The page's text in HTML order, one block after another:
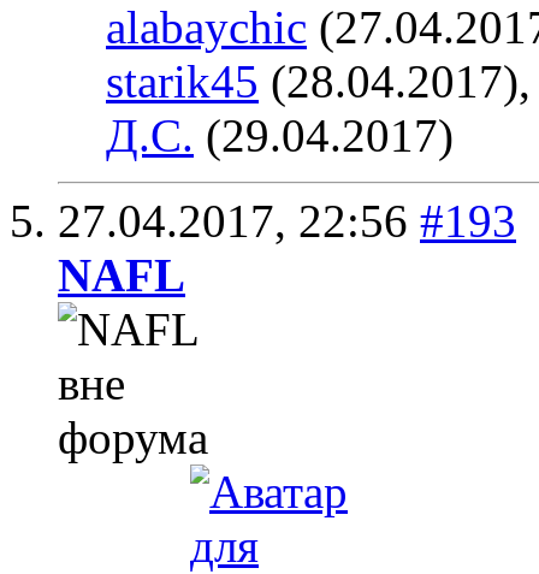
alabaychic
starik45
Д.С. (29.04.2017)
27.04.2017, 22:56 #193
NAFL